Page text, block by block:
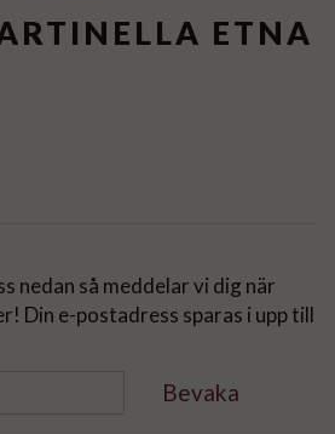
ETNA
nedan så meddelar vi dig när
Din e-postadress sparas i upp till
Bevaka